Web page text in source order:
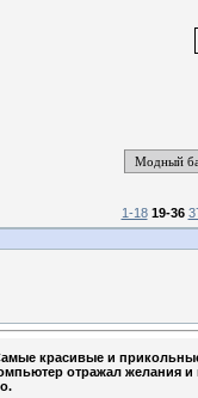
Модный
1-18 19-36
красивые и
отражал желания